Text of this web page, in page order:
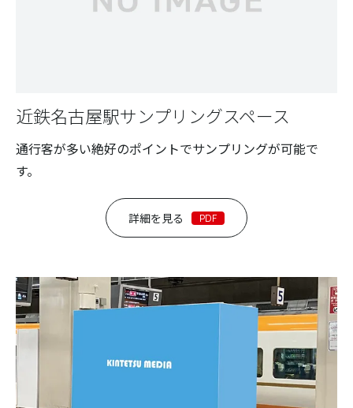
近鉄名古屋駅サンプリングスペース
通行客が多い絶好のポイントでサンプリングが可能で
す。
詳細を見る PDF